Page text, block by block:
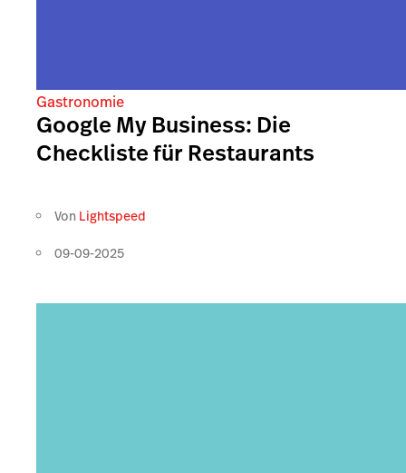
Gastronomie
Google My Business: Die
Checkliste für Restaurants
Von Lightspeed
09-09-2025